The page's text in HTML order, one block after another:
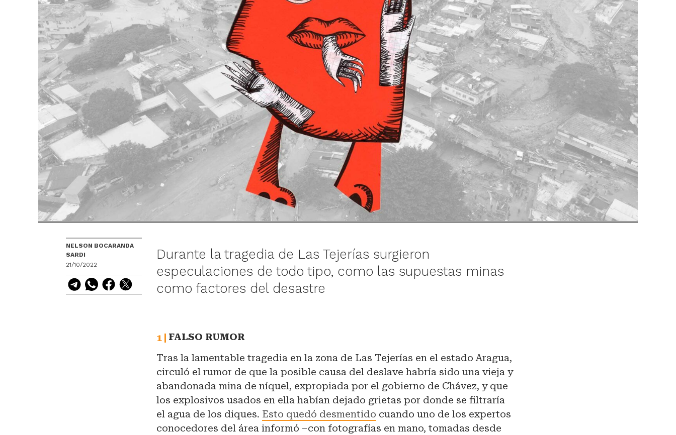
NELSON BOCARANDA
SARDI
21/10/2022
Durante la tragedia de Las Tejerías surgieron
especulaciones de todo tipo, como las supuestas minas
como factores del desastre
FALSO RUMOR
Tras la lamentable tragedia en la zona de Las Tejerías en el estado Aragua,
circuló el rumor de que la posible causa del deslave habría sido una vieja y
abandonada mina de níquel, expropiada por el gobierno de Chávez, y que
los explosivos usados en ella habían dejado grietas por donde se filtraría
el agua de los diques. Esto quedó desmentido cuando uno de los expertos
conocedores del área informó –con fotografías en mano, tomadas desde